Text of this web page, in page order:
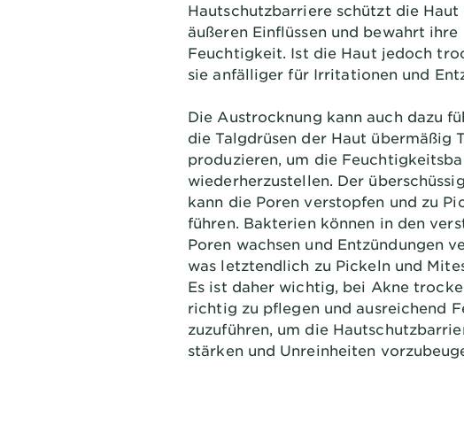
Hautschutzbarriere schützt die Haut
äußeren Einflüssen und bewahrt ihre
Feuchtigkeit. Ist die Haut jedoch
sie anfälliger für Irritationen und
Die Austrocknung kann auch dazu
die Talgdrüsen der Haut übermäßig
produzieren, um die
wiederherzustellen. Der
kann die Poren verstopfen und zu
führen. Bakterien können in den
Poren wachsen und Entzündungen
was letztendlich zu Pickeln und
Es ist daher wichtig, bei Akne
richtig zu pflegen und ausreichend
zuzuführen, um die
stärken und Unreinheiten